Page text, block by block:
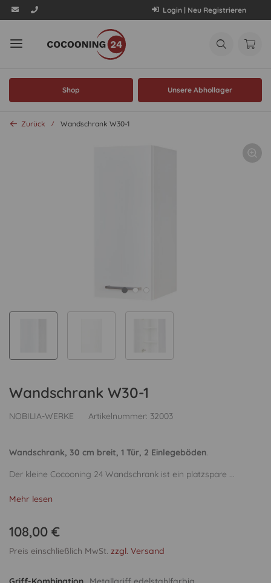
Login | Neu Registrieren
Shop Unsere Abhollager
Zurück Wandschrank W30-1
Wandschrank W30-1
NOBILIA-WERKE Artikelnummer: 32003
Wandschrank, 30 cm breit, 1 Tür, 2 Einlegeböden.
Der kleine Cocooning 24 Wandschrank ist ein platzspare ...
Mehr lesen
108,00 €
Preis einschließlich MwSt. zzgl. Versand